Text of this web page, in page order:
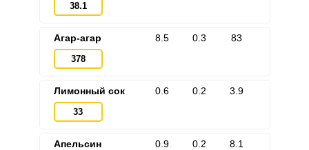
38.1
Агар-агар
378
8.5 0.3 83
Лимонный сок
33
0.6 0.2 3.9
Апельсин 0.9 0.2 8.1